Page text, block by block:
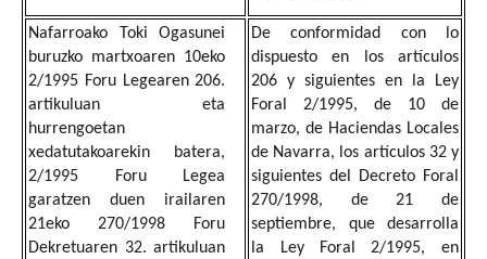
Nafarroako Toki Ogasunei
buruzko martxoaren 10eko
2/1995 Foru Legearen 206.
artikuluan eta
hurrengoetan
xedatutakoarekin batera,
2/1995 Foru Legea
garatzen duen irailaren
21eko 270/1998 Foru
Dekretuaren 32. artikuluan
De conformidad con lo
dispuesto en los artículos
206 y siguientes en la Ley
Foral 2/1995, de 10 de
marzo, de Haciendas Locales
de Navarra, los artículos 32 y
siguientes del Decreto Foral
270/1998, de 21 de
septiembre, que desarrolla
la Ley Foral 2/1995, en